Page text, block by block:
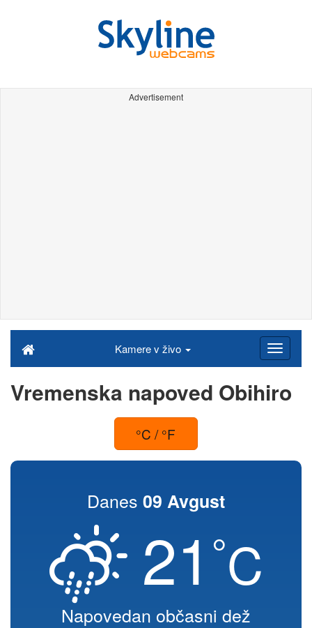
Advertisement
Kamere v živo
Vremenska napoved Obihiro
°C / °F
Danes 09 Avgust
21 °C
Napovedan občasni dež